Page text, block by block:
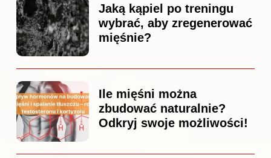
Jaką kąpiel po treningu
wybrać, aby zregenerować
mięśnie?
Ile mięśni można
zbudować naturalnie?
Odkryj swoje możliwości!